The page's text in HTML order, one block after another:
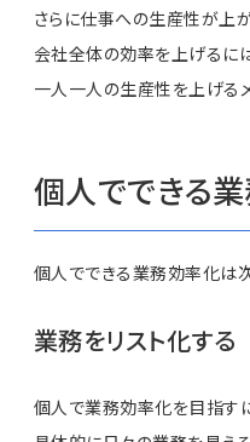
さらに仕事への生産性が上が
会社全体の効率を上げるに
一人一人の生産性を上げるメ
個人でできる
個人でできる業務効率化は次
業務をリスト化する
個人で業務効率化を目指す